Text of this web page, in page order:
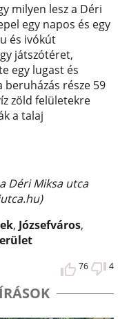
milyen lesz a Déri
egy napos és egy
és ivókút
játszótéret,
egy lugast és
beruházás része 59
zöld felületekre
a talaj
Déri Miksa utca
, Józsefváros,
76 4